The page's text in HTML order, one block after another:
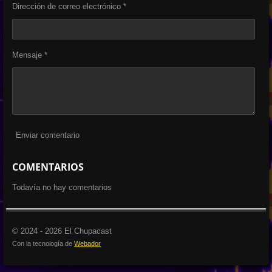
Dirección de correo electrónico *
Mensaje *
Enviar comentario
COMENTARIOS
Todavía no hay comentarios
© 2024 - 2026 El Chupacast
Con la tecnología de Webador